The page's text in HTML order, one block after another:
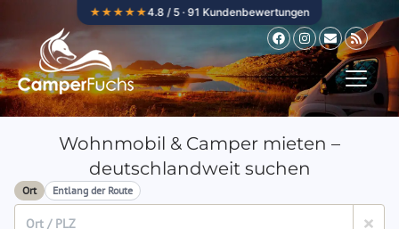
Zum Inhalt springen
Wohnmobil & Camper mieten –
deutschlandweit suchen
Ort Entlang der Route
★★★★★4.8 / 5 · 91 Kundenbewertungen